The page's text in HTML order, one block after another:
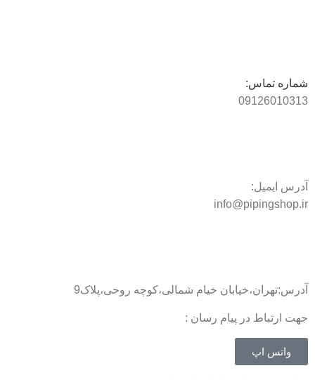
شماره تماس:
09126010313
آدرس ایمیل:
info@pipingshop.ir
آدرس:تهران،خیابان خیام شمالی،کوچه روحی،پلاک9
جهت ارتباط در پیام رسان :
واتس اپ